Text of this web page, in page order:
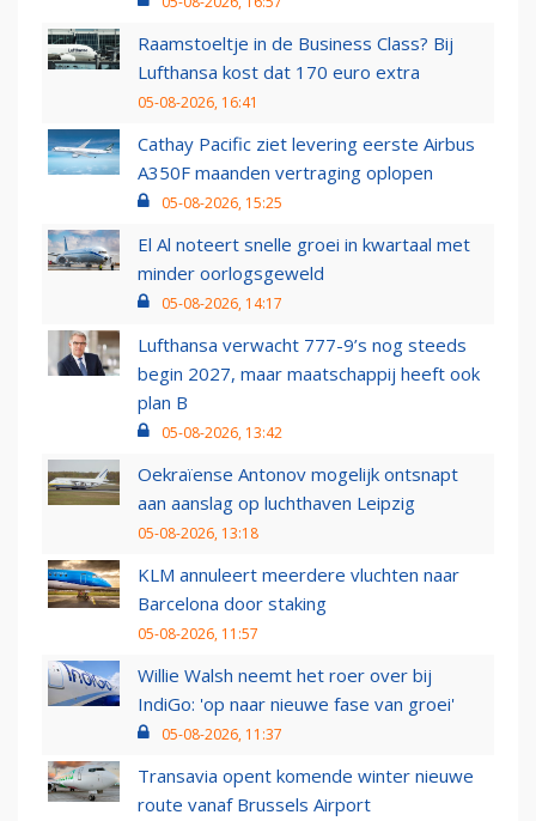
Raamstoeltje in de Business Class? Bij
Lufthansa kost dat 170 euro extra
05-08-2026, 16:41
Cathay Pacific ziet levering eerste Airbus
A350F maanden vertraging oplopen
05-08-2026, 15:25
El Al noteert snelle groei in kwartaal met
minder oorlogsgeweld
05-08-2026, 14:17
Lufthansa verwacht 777-9’s nog steeds
begin 2027, maar maatschappij heeft ook
plan B
05-08-2026, 13:42
Oekraïense Antonov mogelijk ontsnapt
aan aanslag op luchthaven Leipzig
05-08-2026, 13:18
KLM annuleert meerdere vluchten naar
Barcelona door staking
05-08-2026, 11:57
Willie Walsh neemt het roer over bij
IndiGo: 'op naar nieuwe fase van groei'
05-08-2026, 11:37
Transavia opent komende winter nieuwe
route vanaf Brussels Airport